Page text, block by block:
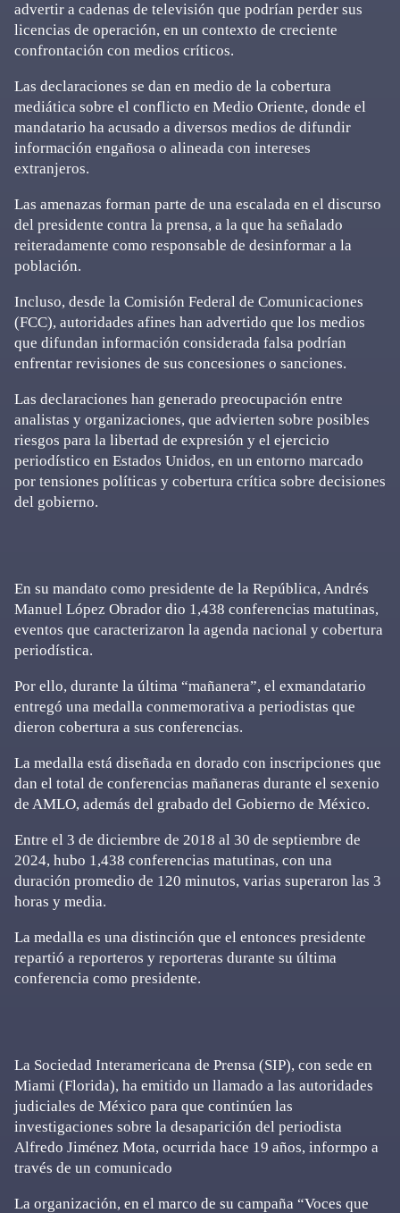
advertir a cadenas de televisión que podrían perder sus
licencias de operación, en un contexto de creciente
confrontación con medios críticos.
Las declaraciones se dan en medio de la cobertura
mediática sobre el conflicto en Medio Oriente, donde el
mandatario ha acusado a diversos medios de difundir
información engañosa o alineada con intereses
extranjeros.
Las amenazas forman parte de una escalada en el discurso
del presidente contra la prensa, a la que ha señalado
reiteradamente como responsable de desinformar a la
población.
Incluso, desde la Comisión Federal de Comunicaciones
(FCC), autoridades afines han advertido que los medios
que difundan información considerada falsa podrían
enfrentar revisiones de sus concesiones o sanciones.
Las declaraciones han generado preocupación entre
analistas y organizaciones, que advierten sobre posibles
riesgos para la libertad de expresión y el ejercicio
periodístico en Estados Unidos, en un entorno marcado
por tensiones políticas y cobertura crítica sobre decisiones
del gobierno.
En su mandato como presidente de la República, Andrés
Manuel López Obrador dio 1,438 conferencias matutinas,
eventos que caracterizaron la agenda nacional y cobertura
periodística.
Por ello, durante la última “mañanera”, el exmandatario
entregó una medalla conmemorativa a periodistas que
dieron cobertura a sus conferencias.
La medalla está diseñada en dorado con inscripciones que
dan el total de conferencias mañaneras durante el sexenio
de AMLO, además del grabado del Gobierno de México.
Entre el 3 de diciembre de 2018 al 30 de septiembre de
2024, hubo 1,438 conferencias matutinas, con una
duración promedio de 120 minutos, varias superaron las 3
horas y media.
La medalla es una distinción que el entonces presidente
repartió a reporteros y reporteras durante su última
conferencia como presidente.
La Sociedad Interamericana de Prensa (SIP), con sede en
Miami (Florida), ha emitido un llamado a las autoridades
judiciales de México para que continúen las
investigaciones sobre la desaparición del periodista
Alfredo Jiménez Mota, ocurrida hace 19 años, informpo a
través de un comunicado
La organización, en el marco de su campaña “Voces que